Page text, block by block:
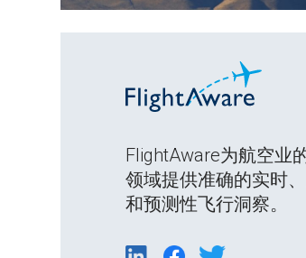
FlightAware为航空业
领域提供准确的实时
和预测性飞行洞察。